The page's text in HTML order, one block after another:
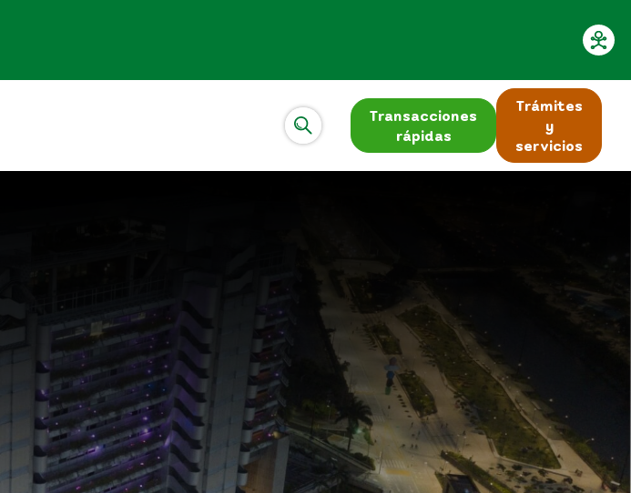
Transacciones
rápidas
Trámites
y
servicios